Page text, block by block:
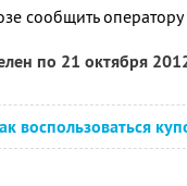
сообщить
по 21 октября
воспользоваться